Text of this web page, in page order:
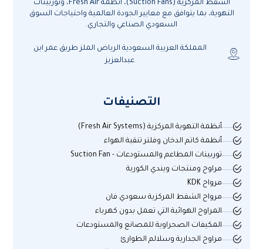
الشفط المركزية (Suction Fans)، أنظمة Fresh Air، وتوربينات
التهوية، بما يتوافق مع معايير الجودة العالمية واحتياجات السوق
السعودي الصناعي والتجاري.
المملكة العربية السعودية الرياض الملز طريق عمر ابن
عبدالعزيز
التصنيفات
أنظمة التهوية المركزية (Fresh Air Systems)
أنظمة كاتم الدخان وفلتر تنقية الهواء
توربينات المطاعم والمستودعات - Suction Fan
مراوح ومنتجات ويندي الكورية
مرواح KDK
مرواح الشفط المركزية سعودي فان
المراوح الهوائية التي تعمل بدون كهرباء
المكيفات الصحراوية للمصانع والمستودعات
مراوح الجدارية وسلالم الطوارئ